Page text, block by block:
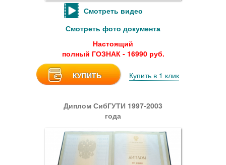
Смотреть видео
Смотреть фото документа
Настоящий
полный ГОЗНАК - 16990 руб.
КУПИТЬ Купить в 1 клик
Диплом СибГУТИ 1997-2003
года